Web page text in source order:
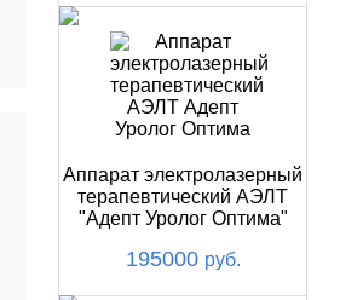
Аппарат электролазерный
терапевтический АЭЛТ
"Адепт Уролог Оптима"
195000 руб.